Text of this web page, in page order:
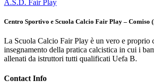
Centro Sportivo e Scuola Calcio Fair Play – Comiso
La Scuola Calcio Fair Play è un vero e proprio
insegnamento della pratica calcistica in cui i
allenati da istruttori tutti qualificati Uefa B.
Contact Info